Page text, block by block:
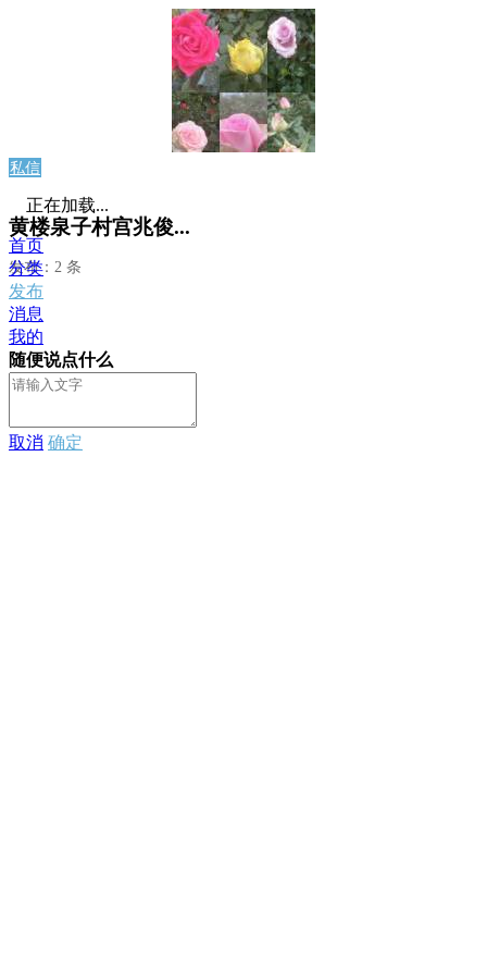
私信
黄楼泉子村宫兆俊...
发布：2 条
正在加载...
首页
分类
发布
消息
我的
随便说点什么
取消 确定